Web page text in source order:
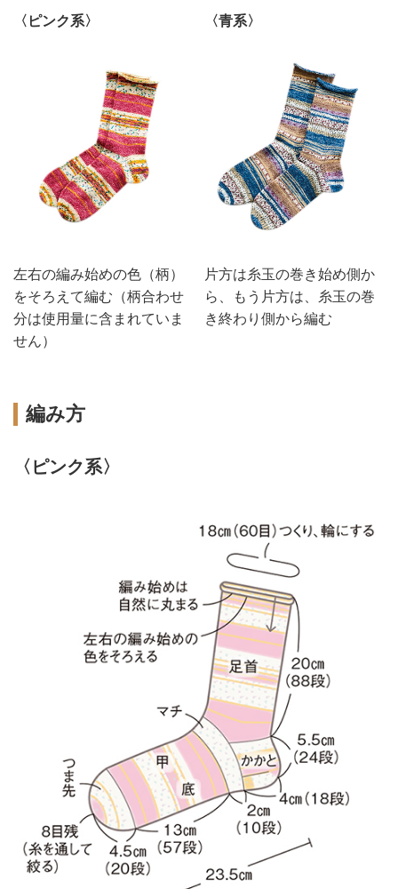
〈ピンク系〉
左右の編み始めの色（柄）
をそろえて編む（柄合わせ
分は使用量に含まれていま
せん）
〈青系〉
片方は糸玉の巻き始め側か
ら、もう片方は、糸玉の巻
き終わり側から編む
編み方
〈ピンク系〉